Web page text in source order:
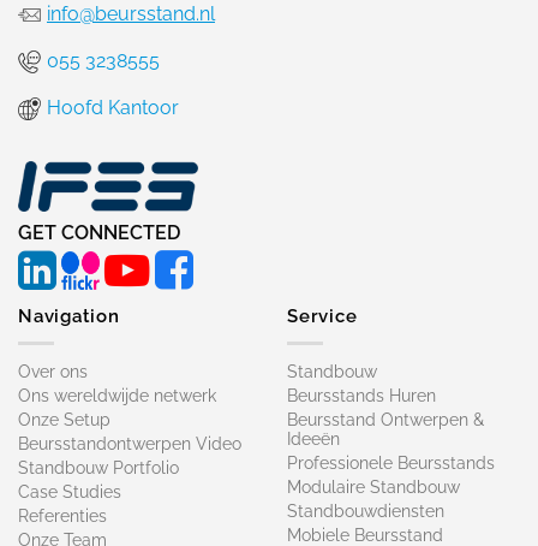
info@beursstand.nl
055 3238555
Hoofd Kantoor
GET CONNECTED
Navigation
Over ons
Ons wereldwijde netwerk
Onze Setup
Beursstandontwerpen Video
Standbouw Portfolio
Case Studies
Referenties
Onze Team
Service
Standbouw
Beursstands Huren
Beursstand Ontwerpen &
Ideeën
Professionele Beursstands
Modulaire Standbouw
Standbouwdiensten
Mobiele Beursstand